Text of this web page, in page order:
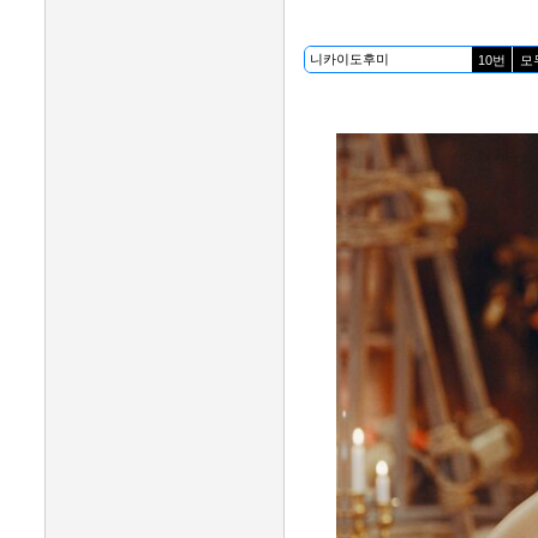
10번 모